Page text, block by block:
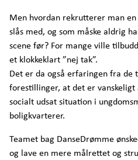
Men hvordan rekrutterer man
slås med, og som måske aldrig
scene før? For mange ville
et klokkeklart ”nej tak”.
Det er da også erfaringen fra
forestillinger, at det er
socialt udsat situation i
boligkvarterer.
Teamet bag DanseDrømme
og lave en mere målrettet og